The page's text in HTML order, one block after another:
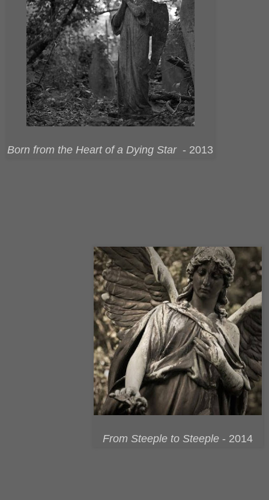
Born from the Heart of a Dying Star - 2013
From Steeple to Steeple - 2014